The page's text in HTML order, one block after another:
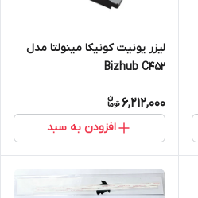
لیزر یونیت کونیکا مینولتا مدل
Bizhub C452
6,212,000
افزودن به سبد